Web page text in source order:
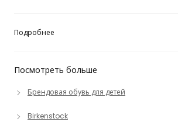
Посмотреть больше
Брендовая обувь для детей
Birkenstock
Подробнее